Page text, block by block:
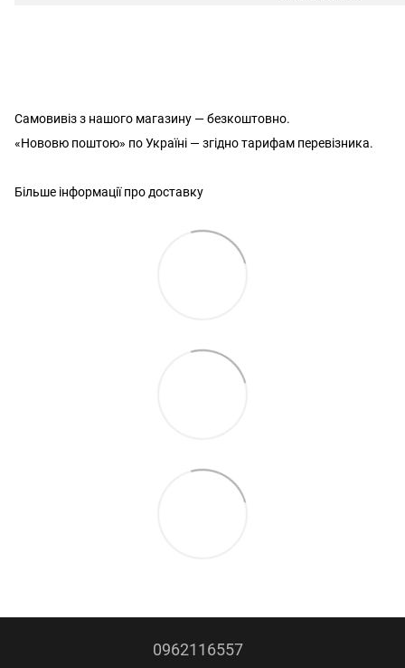
Самовивіз з нашого магазину — безкоштовно.
«Нововю поштою» по Україні — згідно тарифам перевізника.
Більше інформації про доставку
0962116557